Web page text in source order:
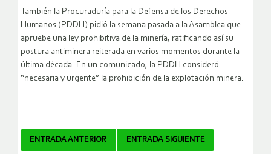
También la Procuraduría para la Defensa de los Derechos
Humanos (PDDH) pidió la semana pasada a la Asamblea que
apruebe una ley prohibitiva de la minería, ratificando así su
postura antiminera reiterada en varios momentos durante la
última década. En un comunicado, la PDDH consideró
“necesaria y urgente” la prohibición de la explotación minera.
Navegador
ENTRADA ANTERIOR ENTRADA SIGUIENTE